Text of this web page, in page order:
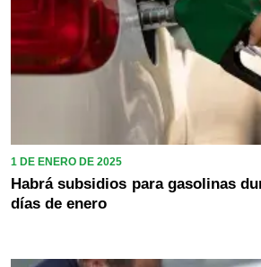
1 DE ENERO DE 2025
Habrá subsidios para gasolinas
días de enero